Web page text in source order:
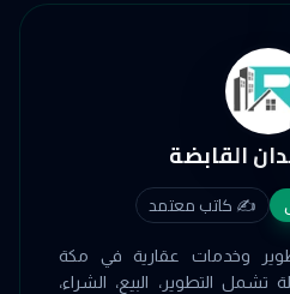
القابضة
✍️كاتب معتمد
وخدمات عقارية في مكة
تشمل التطوير، البيع، الشراء،